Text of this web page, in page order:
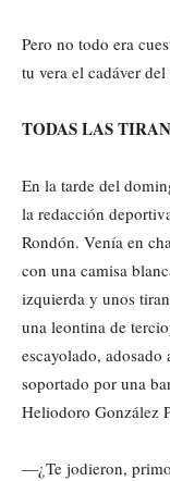
Pero no todo era
tu vera el cadáver
TODAS LAS
En la tarde del
la redacción
Rondón. Venía en
con una camisa
izquierda y unos
una leontina de
escayolado,
soportado por una
Heliodoro González
—¿Te jodieron,